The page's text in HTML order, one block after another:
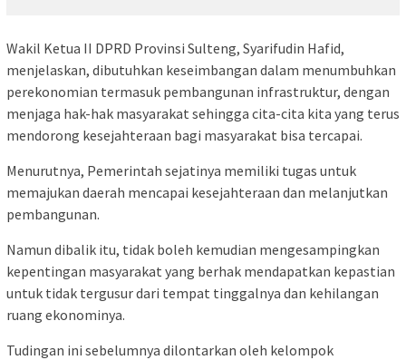
Wakil Ketua II DPRD Provinsi Sulteng, Syarifudin Hafid,
menjelaskan, dibutuhkan keseimbangan dalam menumbuhkan
perekonomian termasuk pembangunan infrastruktur, dengan
menjaga hak-hak masyarakat sehingga cita-cita kita yang terus
mendorong kesejahteraan bagi masyarakat bisa tercapai.
Menurutnya, Pemerintah sejatinya memiliki tugas untuk
memajukan daerah mencapai kesejahteraan dan melanjutkan
pembangunan.
Namun dibalik itu, tidak boleh kemudian mengesampingkan
kepentingan masyarakat yang berhak mendapatkan kepastian
untuk tidak tergusur dari tempat tinggalnya dan kehilangan
ruang ekonominya.
Tudingan ini sebelumnya dilontarkan oleh kelompok